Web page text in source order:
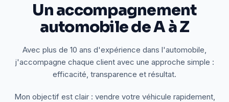
Un accompagnement
automobile de A à Z
Avec plus de 10 ans d'expérience dans l'automobile,
j'accompagne chaque client avec une approche simple :
efficacité, transparence et résultat.
Mon objectif est clair : vendre votre véhicule rapidement,